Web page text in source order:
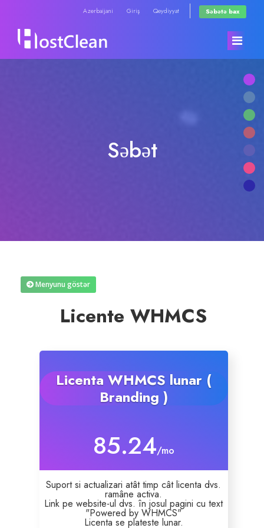
Azerbaijani Giriş Qeydiyyat Səbətə bax
Reseller Radio SonicPanel SHOUTcast
WebHosting
Reseller Web Hosting
Servere VDS VPS
Counter Strike 1.6
Counter Strike Go
GTA San Andreas
Səbət
Menyunu göstər
Licente WHMCS
Licenta WHMCS lunar (
Branding )
85.24/mo
Suport si actualizari atât timp cât licenta dvs.
ramâne activa.
Link pe website-ul dvs. în josul pagini cu text
"Powered by WHMCS"
Licenta se plateste lunar.